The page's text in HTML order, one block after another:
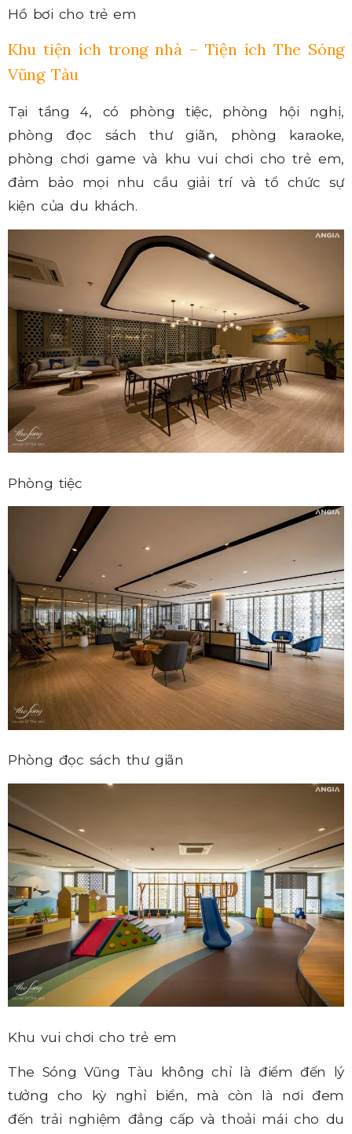
Hồ bơi cho trẻ em
Khu tiện ích trong nhà – Tiện ích The Sóng
Vũng Tàu
Tại tầng 4, có phòng tiệc, phòng hội nghị,
phòng đọc sách thư giãn, phòng karaoke,
phòng chơi game và khu vui chơi cho trẻ em,
đảm bảo mọi nhu cầu giải trí và tổ chức sự
kiện của du khách.
Phòng tiệc
Phòng đọc sách thư giãn
Khu vui chơi cho trẻ em
The Sóng Vũng Tàu không chỉ là điểm đến lý
tưởng cho kỳ nghỉ biển, mà còn là nơi đem
đến trải nghiệm đẳng cấp và thoải mái cho du